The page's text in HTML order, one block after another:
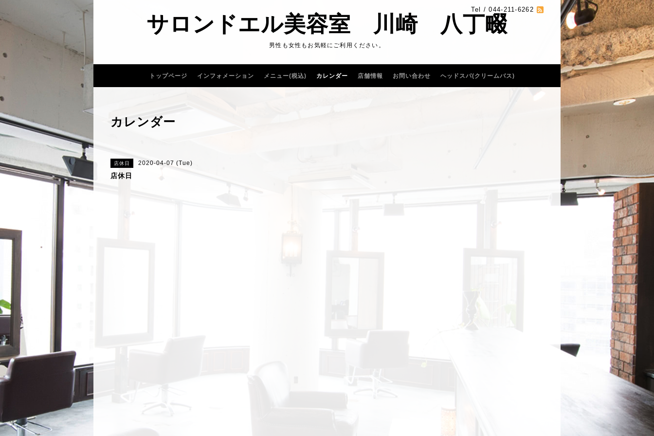
Tel / 044-211-6262
サロンドエル美容室 川崎 八丁畷
男性も女性もお気軽にご利用ください。
トップページ インフォメーション メニュー(税込) カレンダー 店舗情報 お問い合わせ ヘッドスパ(クリームバス)
カレンダー
店休日 2020-04-07 (Tue)
店休日